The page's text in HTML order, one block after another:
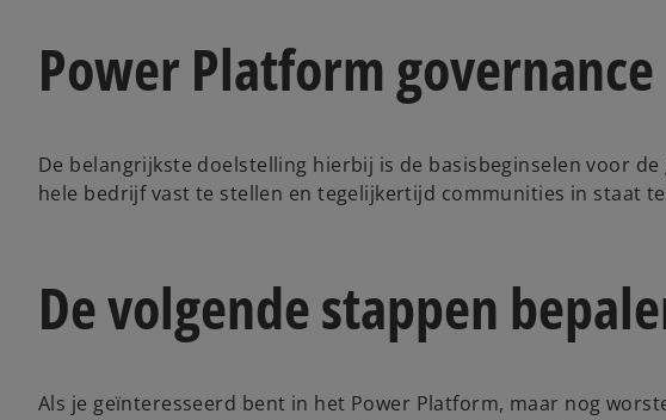
Power Platform governance
De belangrijkste doelstelling hierbij is de basisbeginselen voor
hele bedrijf vast te stellen en tegelijkertijd communities in staat
De volgende stappen
Als je geïnteresseerd bent in het Power Platform, maar nog